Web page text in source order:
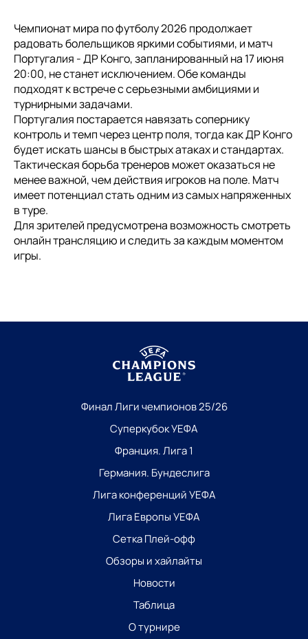
Чемпионат мира по футболу 2026 продолжает
радовать болельщиков яркими событиями, и матч
Португалия - ДР Конго, запланированный на 17 июня
20:00, не станет исключением. Обе команды
подходят к встрече с серьезными амбициями и
турнирными задачами.
Португалия постарается навязать сопернику
контроль и темп через центр поля, тогда как ДР Конго
будет искать шансы в быстрых атаках и стандартах.
Тактическая борьба тренеров может оказаться не
менее важной, чем действия игроков на поле. Матч
имеет потенциал стать одним из самых напряженных
в туре.
Для зрителей предусмотрена возможность смотреть
онлайн трансляцию и следить за каждым моментом
игры.
Финал Лиги чемпионов 25/26
Суперкубок УЕФА
Франция. Лига 1
Германия. Бундеслига
Лига конференций УЕФА
Лига Европы УЕФА
Сетка Плей-офф
Обзоры и хайлайты
Новости
Таблица
О турнире